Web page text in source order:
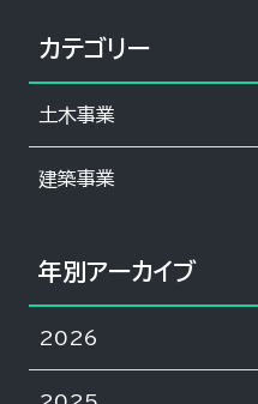
カテゴリー
土木事業
建築事業
年別アーカイブ
2026